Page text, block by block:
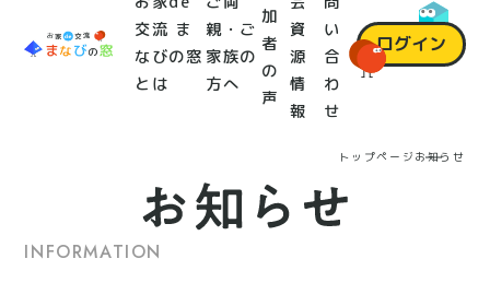
交流 ま
なびの窓
とは
親・ご
家族の
方へ
加
者
の
声
資
源
情
報
い
合
わ
せ
ログイン
トップページ お知らせ
INFORMATION